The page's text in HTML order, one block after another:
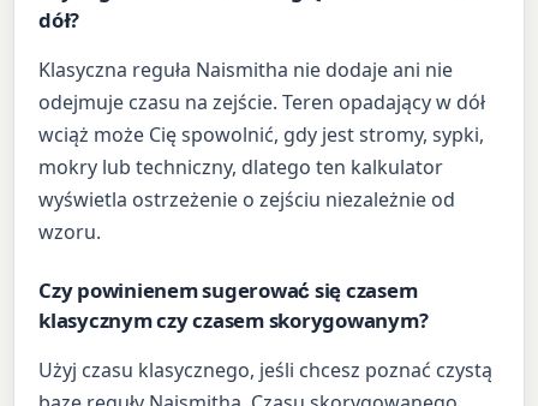
dół?
Klasyczna reguła Naismitha nie dodaje ani nie
odejmuje czasu na zejście. Teren opadający w dół
wciąż może Cię spowolnić, gdy jest stromy, sypki,
mokry lub techniczny, dlatego ten kalkulator
wyświetla ostrzeżenie o zejściu niezależnie od
wzoru.
Czy powinienem sugerować się czasem
klasycznym czy czasem skorygowanym?
Użyj czasu klasycznego, jeśli chcesz poznać czystą